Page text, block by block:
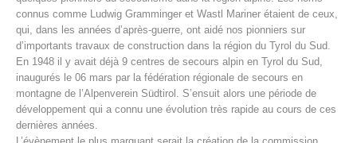
Centres de secours
connus comme Ludwig Gramminger et Wastl Mariner étaient de ceux,
qui, dans les années d’après-guerre, ont aidé nos pionniers sur
d’importants travaux de construction dans la région du Tyrol du Sud.
En 1948 il y avait déjà 9 centres de secours alpin en Tyrol du Sud,
inaugurés le 06 mars par la fédération régionale de secours en
montagne de l’Alpenverein Südtirol. S’ensuit alors une période de
développement qui a connu une évolution très rapide au cours de ces
dernières années.